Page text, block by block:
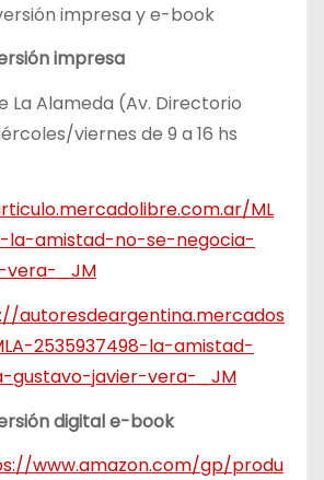
impresa y e-book
impresa
La Alameda (Av. Directorio
viernes de 9 a 16 hs
ML
la-amistad-no-se-negocia-
vera-_JM
autoresdeargentina.mercados
2535937498-la-amistad-
gustavo-javier-vera-_JM
digital e-book
www.amazon.com/gp/produ